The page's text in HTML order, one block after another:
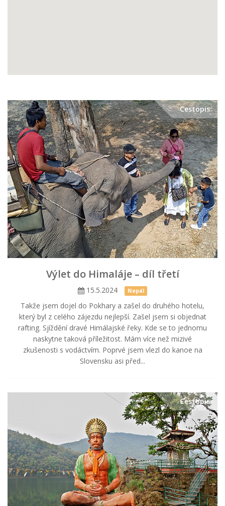
Cestopis
Výlet do Himaláje – díl třetí
15.5.2024 Nepál
Takže jsem dojel do Pokhary a zašel do druhého hotelu,
který byl z celého zájezdu nejlepší. Zašel jsem si objednat
rafting. Sjíždění dravé Himálajské řeky. Kde se to jednomu
naskytne taková příležitost. Mám více než mizivé
zkušenosti s vodáctvím. Poprvé jsem vlezl do kanoe na
Slovensku asi před...
Cestopis